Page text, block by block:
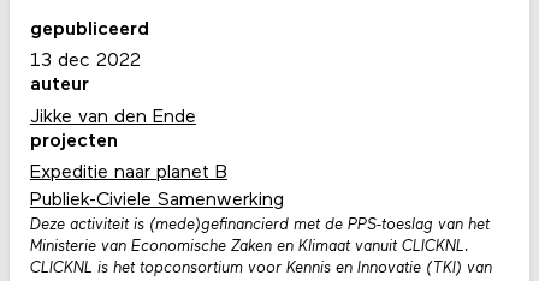
gepubliceerd
13 dec 2022
auteur
Jikke van den Ende
projecten
Expeditie naar planet B
Publiek-Civiele Samenwerking
Deze activiteit is (mede)gefinancierd met de PPS-toeslag van het
Ministerie van Economische Zaken en Klimaat vanuit CLICKNL.
CLICKNL is het topconsortium voor Kennis en Innovatie (TKI) van